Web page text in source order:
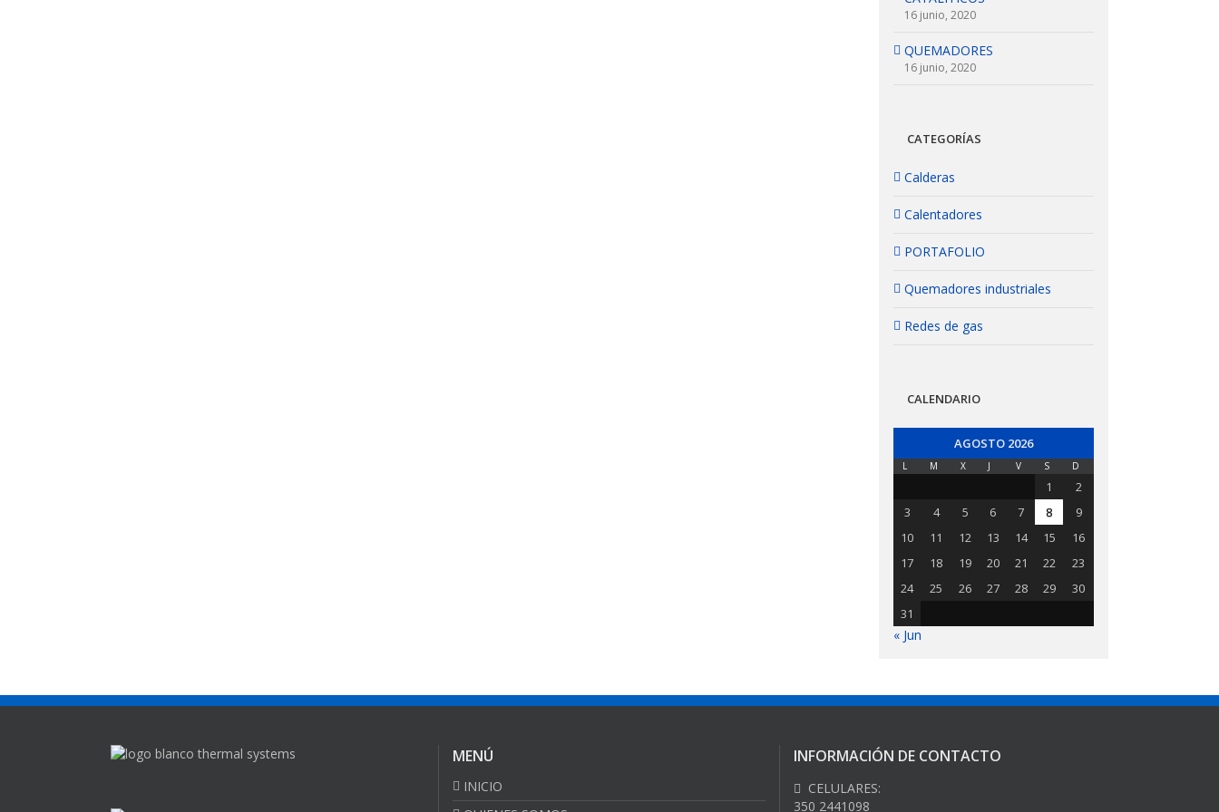
16 junio, 2020
QUEMADORES
16 junio, 2020
CATEGORÍAS
Calderas
Calentadores
PORTAFOLIO
Quemadores industriales
Redes de gas
CALENDARIO
AGOSTO 2026
L M X J V S D
1
2
3
4 5 6 7 8
9
10
11 12 13 14 15
16
17
18 19 20 21 22
23
24
25 26 27 28 29
30
31
« Jun
MENÚ
INICIO
INFORMACIÓN DE CONTACTO
CELULARES:
350 2441098